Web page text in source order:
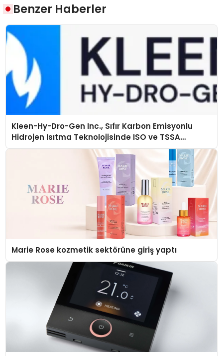
Benzer Haberler
Kleen-Hy-Dro-Gen Inc., Sıfır Karbon Emisyonlu
Hidrojen Isıtma Teknolojisinde ISO ve TSSA
Düzenleyici Onaylarını Aldı
Marie Rose kozmetik sektörüne giriş yaptı